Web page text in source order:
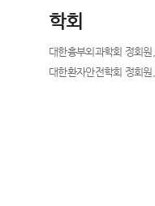
학회
대한흉부외과학회 정회원
대한환자안전학회 정회원